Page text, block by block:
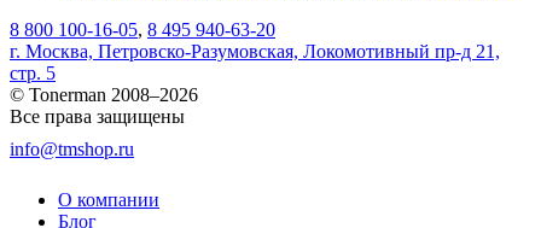
8 800 100-16-05, 8 495 940-63-20
г. Москва, Петровско-Разумовская, Локомотивный пр-д 21,
стр. 5
© Tonerman 2008–2026
Все права защищены
info@tmshop.ru
О компании
Блог